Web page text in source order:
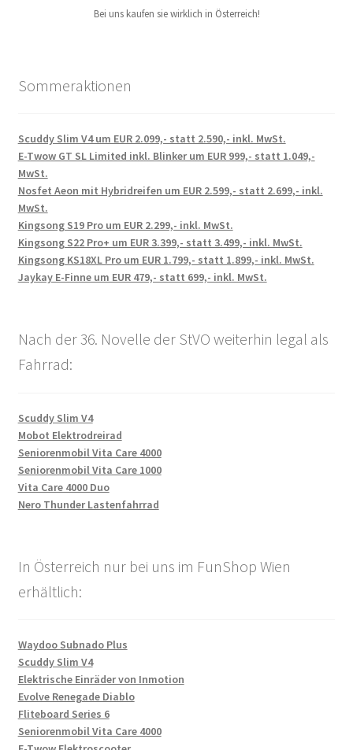
Bei uns kaufen sie wirklich in Österreich!
Sommeraktionen
Scuddy Slim V4 um EUR 2.099,- statt 2.590,- inkl. MwSt.
E-Twow GT SL Limited inkl. Blinker um EUR 999,- statt 1.049,-
MwSt.
Nosfet Aeon mit Hybridreifen um EUR 2.599,- statt 2.699,- inkl.
MwSt.
Kingsong S19 Pro um EUR 2.299,- inkl. MwSt.
Kingsong S22 Pro+ um EUR 3.399,- statt 3.499,- inkl. MwSt.
Kingsong KS18XL Pro um EUR 1.799,- statt 1.899,- inkl. MwSt.
Jaykay E-Finne um EUR 479,- statt 699,- inkl. MwSt.
Nach der 36. Novelle der StVO weiterhin legal als
Fahrrad:
Scuddy Slim V4
Mobot Elektrodreirad
Seniorenmobil Vita Care 4000
Seniorenmobil Vita Care 1000
Vita Care 4000 Duo
Nero Thunder Lastenfahrrad
In Österreich nur bei uns im FunShop Wien
erhältlich:
Waydoo Subnado Plus
Scuddy Slim V4
Elektrische Einräder von Inmotion
Evolve Renegade Diablo
Fliteboard Series 6
Seniorenmobil Vita Care 4000